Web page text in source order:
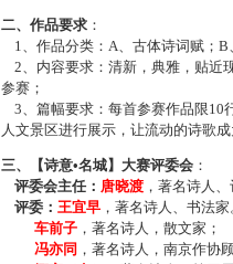
二、作品要求 ：
1、作品分类：A、古体诗词赋；B
2、内容要求：清新，典雅，贴近
参赛；
3、篇幅要求：每首参赛作品限10
人文景区进行展示，让流动的诗歌
三、【诗意•名城】大赛评委会 ：
评委会主任： 唐晓渡 ，著名诗人
评委： 王宜早 ，著名诗人、书法
车前子 ，著名诗人，散文家；
冯亦同 ，著名诗人，南京作协